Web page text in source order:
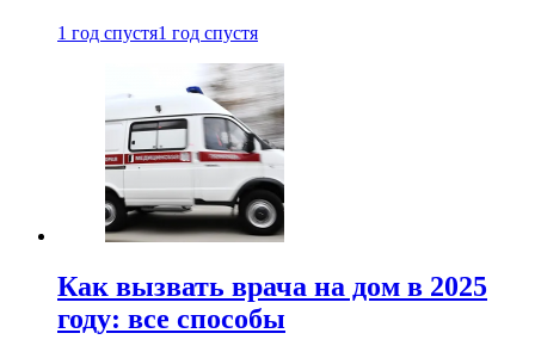
1 год спустя1 год спустя
Как вызвать врача на дом в 2025
году: все способы